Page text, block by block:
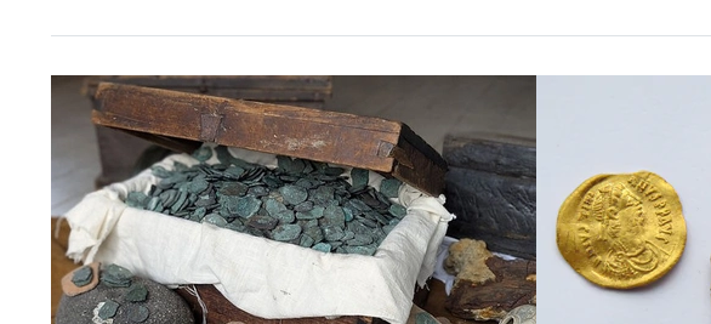
Thế giới
An ninh - Hình sự
ĐA CHIỀU
Quan điểm
Xi nhan Trái Phải
Bạn đọc viết
INFOCUS